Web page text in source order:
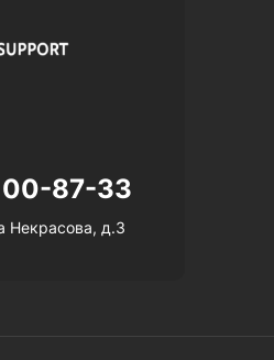
87-33
Некрасова, д.3